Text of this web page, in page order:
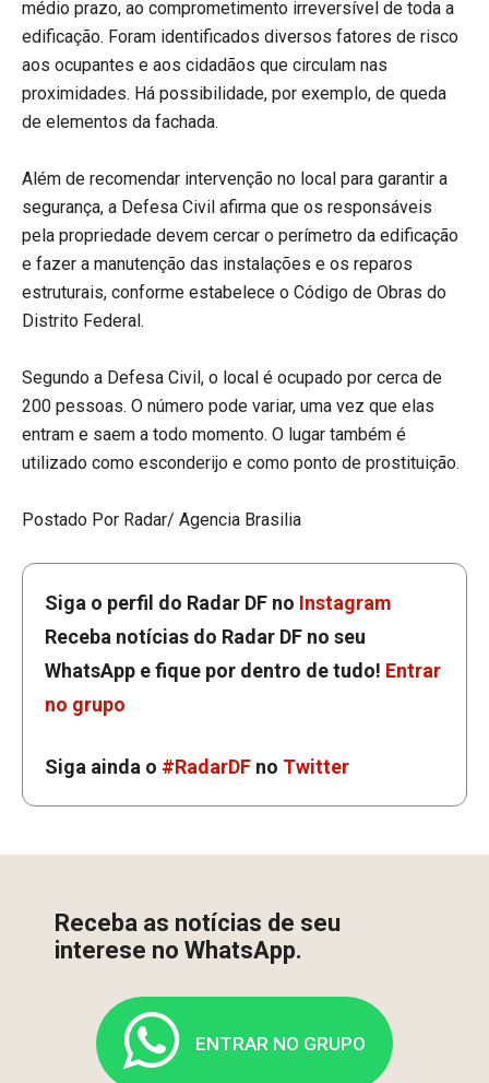
médio prazo, ao comprometimento irreversível de toda a
edificação. Foram identificados diversos fatores de risco
aos ocupantes e aos cidadãos que circulam nas
proximidades. Há possibilidade, por exemplo, de queda
de elementos da fachada.
Além de recomendar intervenção no local para garantir a
segurança, a Defesa Civil afirma que os responsáveis
pela propriedade devem cercar o perímetro da edificação
e fazer a manutenção das instalações e os reparos
estruturais, conforme estabelece o Código de Obras do
Distrito Federal.
Segundo a Defesa Civil, o local é ocupado por cerca de
200 pessoas. O número pode variar, uma vez que elas
entram e saem a todo momento. O lugar também é
utilizado como esconderijo e como ponto de prostituição.
Postado Por Radar/ Agencia Brasilia
Siga o perfil do Radar DF no Instagram
Receba notícias do Radar DF no seu
WhatsApp e fique por dentro de tudo! Entrar
no grupo
Siga ainda o #RadarDF no Twitter
Receba as notícias de seu
interese no WhatsApp.
ENTRAR NO GRUPO